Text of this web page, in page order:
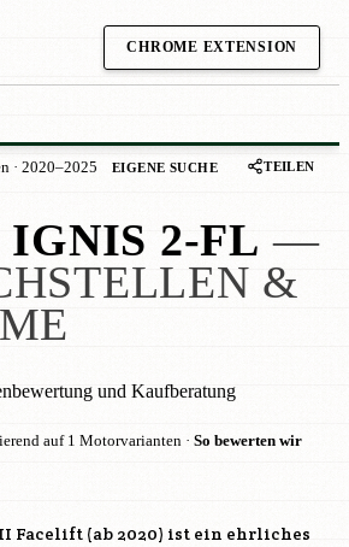
CHROME EXTENSION
· 2020–2025 EIGENE SUCHE TEILEN
2-FL —
&
und Kaufberatung
auf 1 Motorvarianten · So bewerten wir
Facelift (ab 2020) ist ein ehrliches